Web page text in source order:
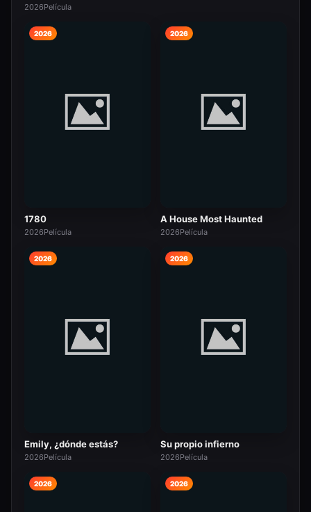
2026Película
2026
1780
2026Película
2026
A House Most Haunted
2026Película
2026
Emily, ¿dónde estás?
2026Película
2026
Su propio infierno
2026Película
2026 2026